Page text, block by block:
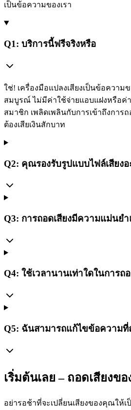
เป็นข้อความของเรา
Q1: บริการนี้ฟรีจริงหรือ
ใช่! เครื่องมือแปลงเสียงเป็นข้อความ
สมบูรณ์ ไม่มีค่าใช้จ่ายแอบแฝงหรือค่
สมาชิก เพลิดเพลินกับการเข้าถึงการ
ต้องเสียเงินสักบาท
Q2: คุณรองรับรูปแบบไฟล์เสียงอ
Q3: การถอดเสียงมีความแม่นย
Q4: ใช้เวลานานเท่าใดในการถอ
Q5: ฉันสามารถแก้ไขข้อความที่
เริ่มต้นเลย – ถอดเสียงข
อย่ารอช้าที่จะเปลี่ยนเสียงของคุณให้